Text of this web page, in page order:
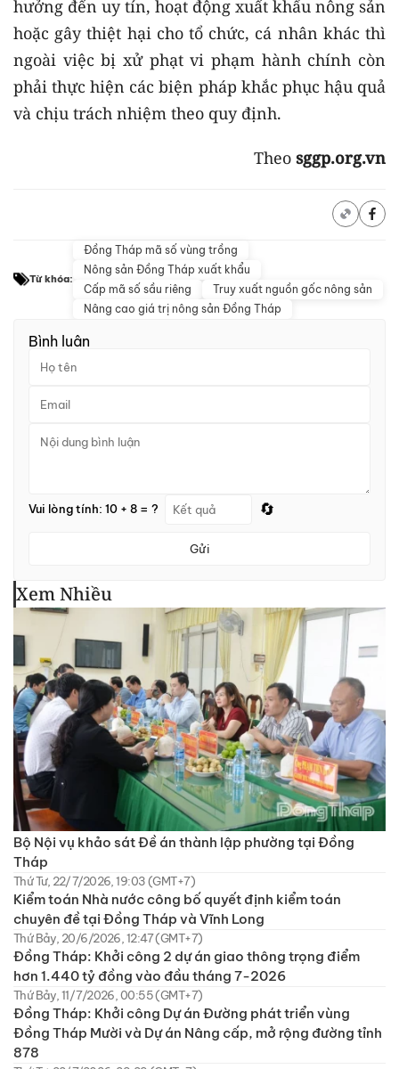
hưởng đến uy tín, hoạt động xuất khẩu nông sản
hoặc gây thiệt hại cho tổ chức, cá nhân khác thì
ngoài việc bị xử phạt vi phạm hành chính còn
phải thực hiện các biện pháp khắc phục hậu quả
và chịu trách nhiệm theo quy định.
Theo sggp.org.vn
Từ khóa:
Đồng Tháp mã số vùng trồng
Nông sản Đồng Tháp xuất khẩu
Cấp mã số sầu riêng
Truy xuất nguồn gốc nông sản
Nâng cao giá trị nông sản Đồng Tháp
Bình luận
Vui lòng tính: 10 + 8 = ? 🔄
Gửi
Xem Nhiều
Bộ Nội vụ khảo sát Đề án thành lập phường tại Đồng
Tháp
Thứ Tư, 22/7/2026, 19:03 (GMT+7)
Kiểm toán Nhà nước công bố quyết định kiểm toán
chuyên đề tại Đồng Tháp và Vĩnh Long
Thứ Bảy, 20/6/2026, 12:47 (GMT+7)
Đồng Tháp: Khởi công 2 dự án giao thông trọng điểm
hơn 1.440 tỷ đồng vào đầu tháng 7-2026
Thứ Bảy, 11/7/2026, 00:55 (GMT+7)
Đồng Tháp: Khởi công Dự án Đường phát triển vùng
Đồng Tháp Mười và Dự án Nâng cấp, mở rộng đường tỉnh
878